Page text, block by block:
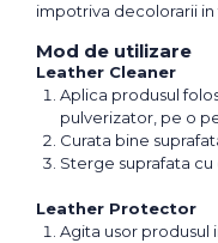
impotriva decolorarii in
Mod de utilizare
Leather Cleaner
Aplica produsul
pulverizator, pe o
Curata bine
Sterge suprafata
Leather Protector
Agita usor produsul